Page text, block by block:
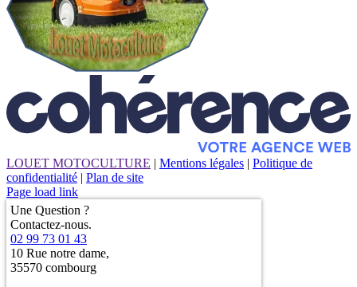
LOUET MOTOCULTURE | Mentions légales | Politique de
confidentialité | Plan de site
Page load link
Une Question ?
Contactez-nous.
02 99 73 01 43
10 Rue notre dame,
35570 combourg